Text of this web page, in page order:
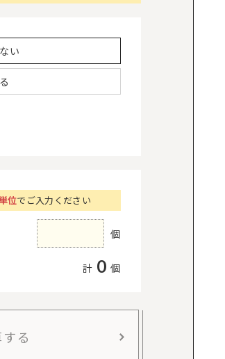
い
位でご入力ください
個
計 0 個
る